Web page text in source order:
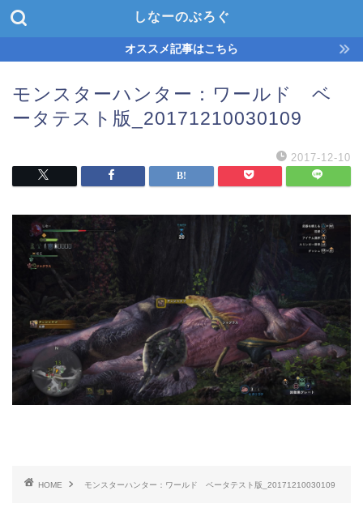
しなーのぶろぐ
オススメ記事はこちら
モンスターハンター：ワールド ベ
ータテスト版_20171210030109
2017-12-10
HOME モンスターハンター：ワールド ベータテスト版_20171210030109